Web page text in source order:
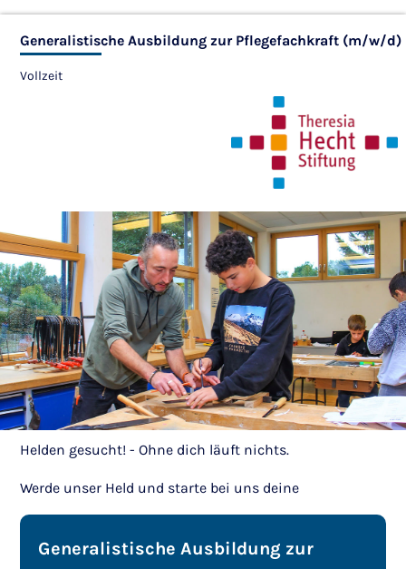
Generalistische Ausbildung zur Pflegefachkraft (m/w/d)
Vollzeit
Helden gesucht! - Ohne dich läuft nichts.
Werde unser Held und starte bei uns deine
Generalistische Ausbildung zur